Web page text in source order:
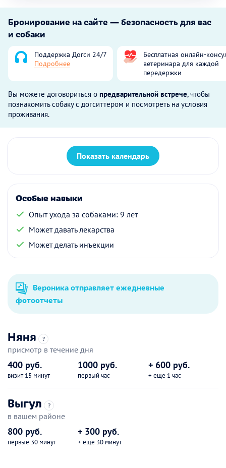
Бронирование на сайте — безопасность для вас
и собаки
Поддержка Догси 24/7
Подробнее
Бесплатная онлайн-
ветеринара для каждой
передержки
Вы можете договориться о предварительной встрече, чтобы
познакомить собаку с догситтером и посмотреть на условия
проживания.
Показать календарь
Особые навыки
Опыт ухода за собаками: 9 лет
Может давать лекарства
Может делать инъекции
Вероника отправляет ежедневные
фотоотчеты
Няня ?
присмотр в течение дня
400 руб.
визит 15 минут
1000 руб.
первый час
+ 600 руб.
+ еще 1 час
Выгул ?
в вашем районе
800 руб.
первые 30 минут
+ 300 руб.
+ еще 30 минут